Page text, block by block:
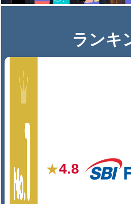
ランキ
★4.8